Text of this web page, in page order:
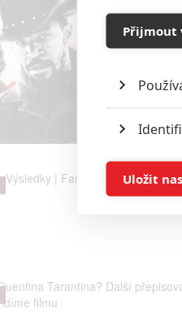
Přijmout
služeb
Uložit